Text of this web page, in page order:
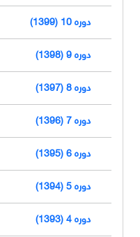
دوره 10 (1399)
دوره 9 (1398)
دوره 8 (1397)
دوره 7 (1396)
دوره 6 (1395)
دوره 5 (1394)
دوره 4 (1393)